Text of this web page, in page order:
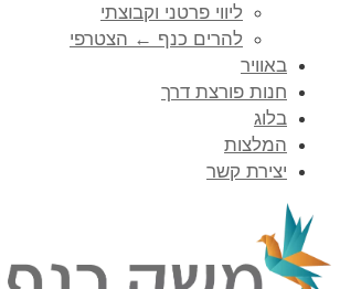
ליווי פרטני וקבוצתי
להרים כנף ← הצטרפי
באוויר
חנות פורצת דרך
בלוג
המלצות
יצירת קשר